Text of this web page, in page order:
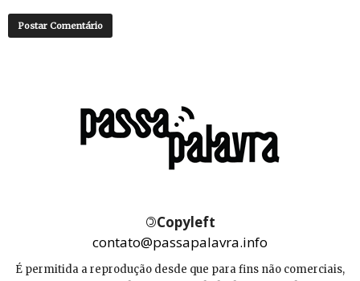
©Copyleft
contato@passapalavra.info
É permitida a reprodução desde que para fins não comerciais,